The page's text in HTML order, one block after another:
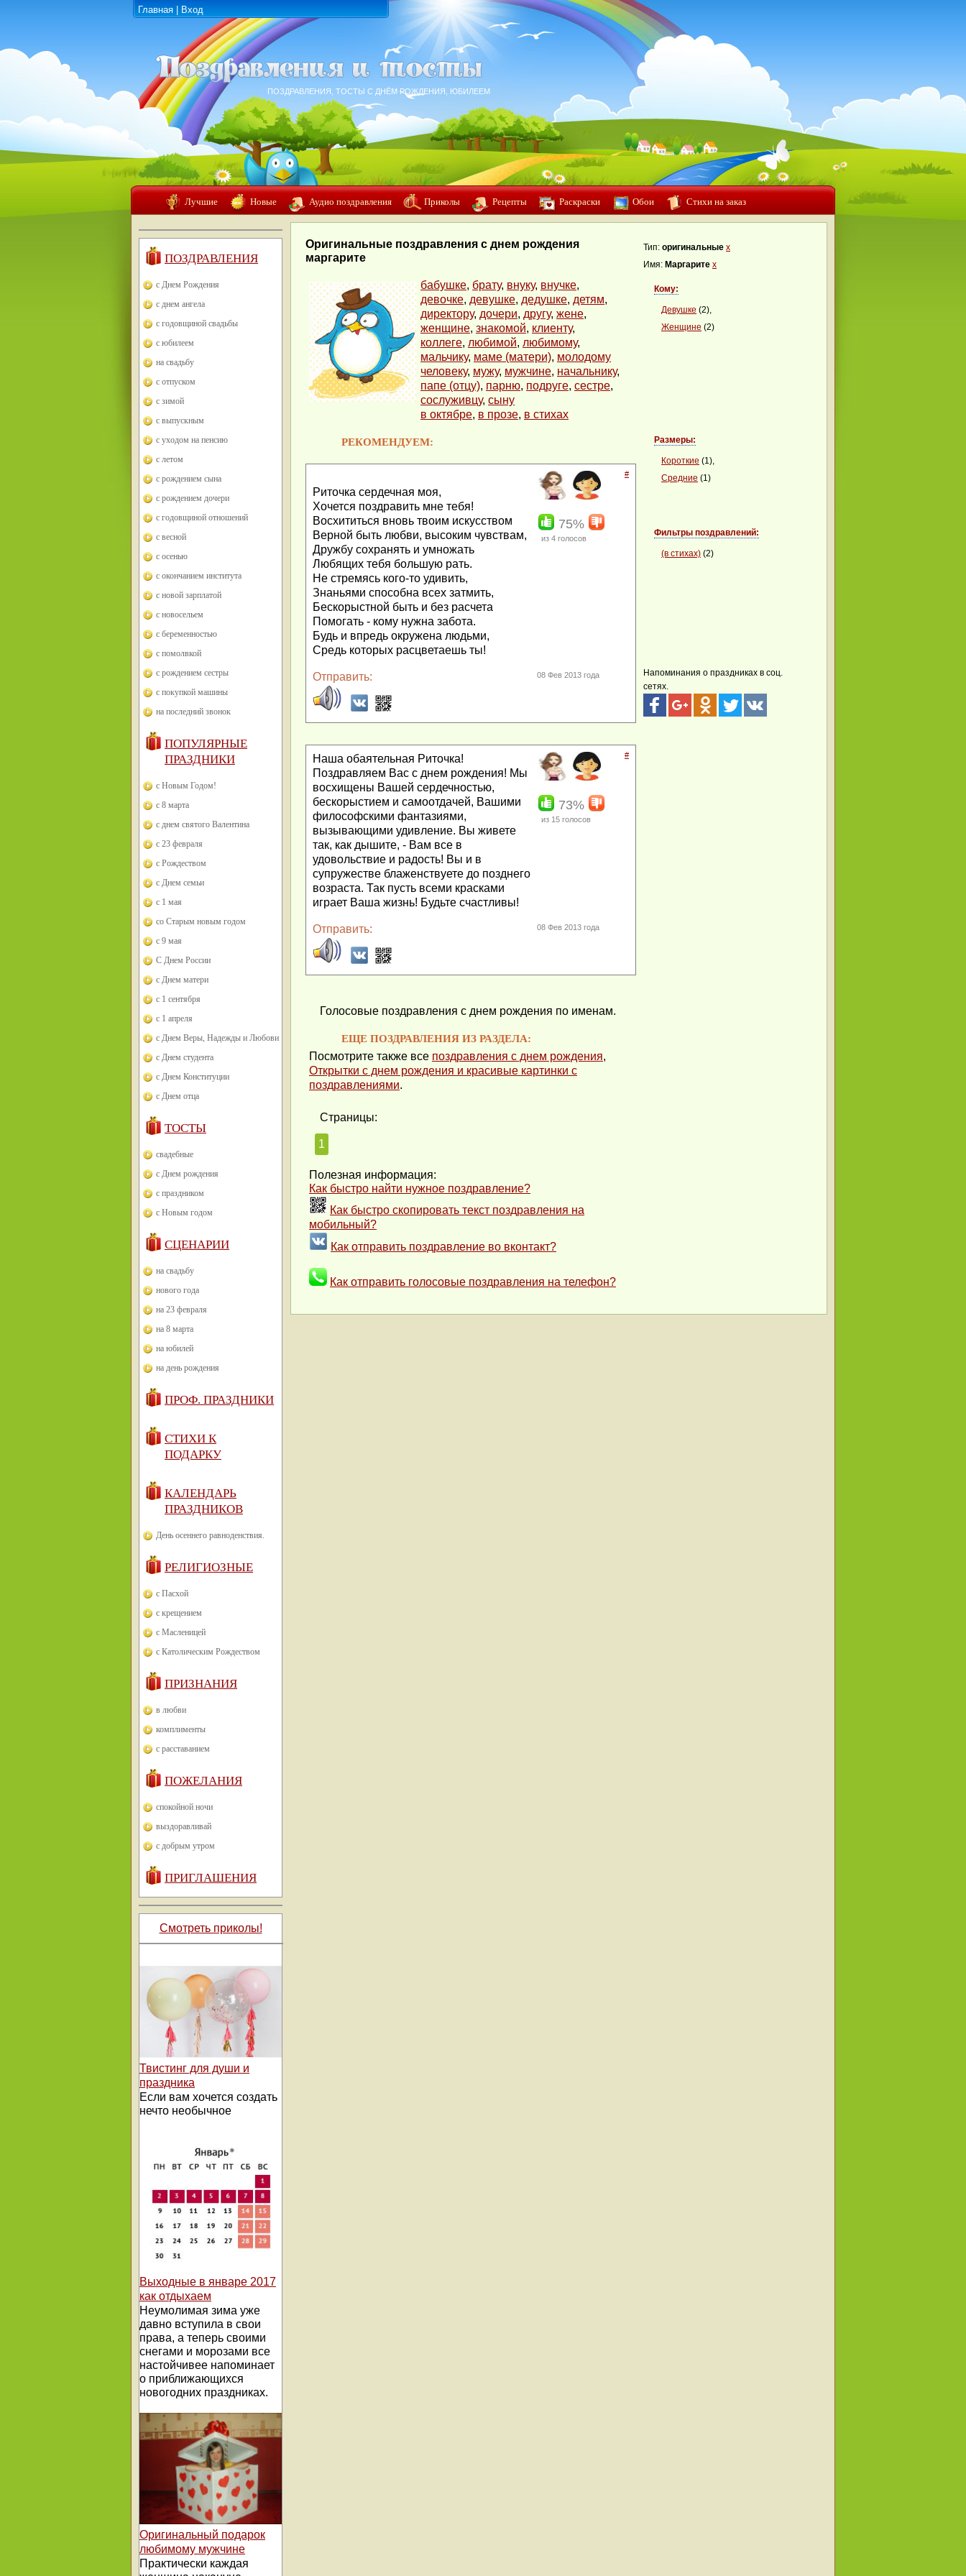
Главная Вход
ПОЗДРАВЛЕНИЯ, ТОСТЫ С ДНЁМ РОЖДЕНИЯ, ЮБИЛЕЕМ
Лучшие Новые Аудио поздравления Приколы Рецепты Раскраски Обои Стихи на заказ
ПОЗДРАВЛЕНИЯ
с Днем Рождения
с днем ангела
с годовщиной свадьбы
с юбилеем
на свадьбу
с отпуском
с зимой
с выпускным
с уходом на пенсию
с летом
с рождением сына
с рождением дочери
с годовщиной отношений
с весной
с осенью
с окончанием института
с новой зарплатой
с новосельем
с беременностью
с помолвкой
с рождением сестры
с покупкой машины
на последний звонок
ПОПУЛЯРНЫЕ
ПРАЗДНИКИ
с Новым Годом!
с 8 марта
с днем святого Валентина
с 23 февраля
с Рождеством
с Днем семьи
с 1 мая
со Старым новым годом
с 9 мая
С Днем России
с Днем матери
с 1 сентября
с 1 апреля
с Днем Веры, Надежды и Любови
с Днем студента
с Днем Конституции
с Днем отца
ТОСТЫ
свадебные
с Днем рождения
с праздником
с Новым годом
СЦЕНАРИИ
на свадьбу
нового года
на 23 февраля
на 8 марта
на юбилей
на день рождения
ПРОФ. ПРАЗДНИКИ
СТИХИ К
ПОДАРКУ
КАЛЕНДАРЬ
ПРАЗДНИКОВ
День осеннего равноденствия.
РЕЛИГИОЗНЫЕ
с Пасхой
с крещением
с Масленицей
с Католическим Рождеством
ПРИЗНАНИЯ
в любви
комплименты
с расставанием
ПОЖЕЛАНИЯ
спокойной ночи
выздоравливай
с добрым утром
ПРИГЛАШЕНИЯ
Смотреть приколы!
Твистинг для души и
праздника
Если вам хочется создать
нечто необычное
Выходные в январе 2017
как отдыхаем
Неумолимая зима уже
давно вступила в свои
права, а теперь своими
снегами и морозами все
настойчивее напоминает
о приближающихся
новогодних праздниках.
Оригинальный подарок
любимому мужчине
Практически каждая
Оригинальные поздравления с днем рождения
маргарите
бабушке, брату, внуку, внучке,
девочке, девушке, дедушке, детям,
директору, дочери, другу, жене,
женщине, знакомой, клиенту,
коллеге, любимой, любимому,
мальчику, маме (матери), молодому
человеку, мужу, мужчине, начальнику,
папе (отцу), парню, подруге, сестре,
сослуживцу, сыну
в октябре, в прозе, в стихах
РЕКОМЕНДУЕМ:
Риточка сердечная моя,
Хочется поздравить мне тебя!
Восхититься вновь твоим искусством
Верной быть любви, высоким чувствам,
Дружбу сохранять и умножать
Любящих тебя большую рать.
Не стремясь кого-то удивить,
Знаньями способна всех затмить,
Бескорыстной быть и без расчета
Помогать - кому нужна забота.
Будь и впредь окружена людьми,
Средь которых расцветаешь ты!
#
75%
из 4 голосов
Отправить: 08 Фев 2013 года
Наша обаятельная Риточка!
Поздравляем Вас с днем рождения! Мы
восхищены Вашей сердечностью,
бескорыстием и самоотдачей, Вашими
философскими фантазиями,
вызывающими удивление. Вы живете
так, как дышите, - Вам все в
удовольствие и радость! Вы и в
супружестве блаженствуете до позднего
возраста. Так пусть всеми красками
играет Ваша жизнь! Будьте счастливы!
#
73%
из 15 голосов
Отправить: 08 Фев 2013 года
Голосовые поздравления с днем рождения по именам.
ЕЩЕ ПОЗДРАВЛЕНИЯ ИЗ РАЗДЕЛА:
Посмотрите также все поздравления с днем рождения,
Открытки с днем рождения и красивые картинки с
поздравлениями.
Страницы:
1
Полезная информация:
Как быстро найти нужное поздравление?
Как быстро скопировать текст поздравления на
мобильный?
Как отправить поздравление во вконтакт?
Как отправить голосовые поздравления на телефон?
Тип: оригинальные x
Имя: Маргарите x
Кому:
Девушке (2),
Женщине (2)
Размеры:
Короткие (1),
Средние (1)
Фильтры поздравлений:
(в стихах) (2)
Напоминания о праздниках в соц.
сетях.